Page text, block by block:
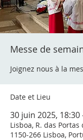
Messe de
Joignez nous à la
Date et Lieu
30 juin 2025, 18:30
Lisboa, R. das
1150-266 Lisboa,